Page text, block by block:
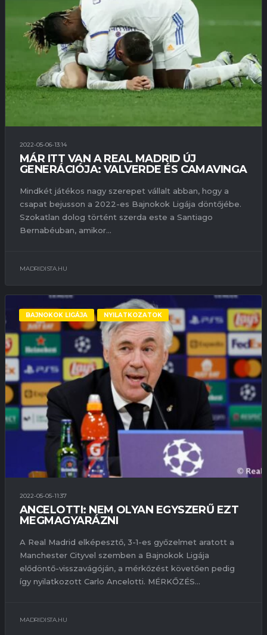
2022-05-06-13:14
MÁR ITT VAN A REAL MADRID ÚJ
GENERÁCIÓJA: VALVERDE ÉS CAMAVINGA
Mindkét játékos nagy szerepet vállalt abban, hogy a
csapat bejusson a 2022-es Bajnokok Ligája döntőjébe.
Szokatlan dolog történt szerda este a Santiago
Bernabéuban, amikor...
MADRIDISTA.HU
BAJNOKOK LIGÁJA NYILATKOZATOK
2022-05-05-11:37
ANCELOTTI: NEM OLYAN EGYSZERŰ EZT
MEGMAGYARÁZNI
A Real Madrid elképesztő, 3-1-es győzelmet aratott a
Manchester Cityvel szemben a Bajnokok Ligája
elődöntő-visszavágóján, a mérkőzést követően pedig
így nyilatkozott Carlo Ancelotti. MÉRKŐZÉS...
MADRIDISTA.HU